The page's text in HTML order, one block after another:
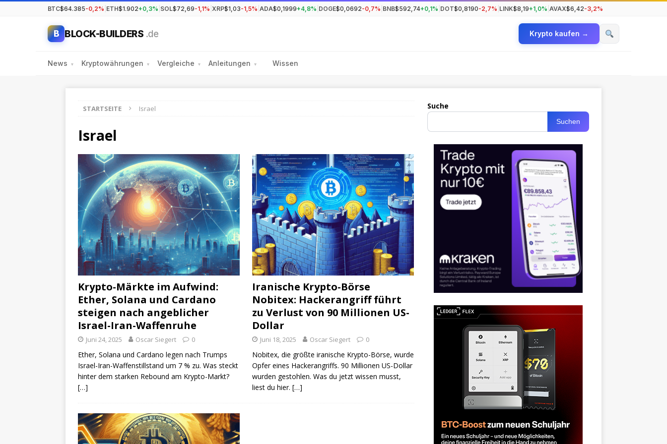
BTC$64.385-0,2% ETH$1.902+0,3% SOL$72,69-1,1% XRP$1,03-1,5% ADA$0,1999+4,8% DOGE$0,0692-0,7% BNB$592,74+0,1% DOT$0,8190-2,7% LINK$8,19+1,0% AVAX$6,42-3,2%
B BLOCK-BUILDERS .de Krypto kaufen →
News ▾ Kryptowährungen ▾ Vergleiche ▾ Anleitungen ▾ Wissen
STARTSEITE Israel
Israel
Krypto-Märkte im Aufwind:
Ether, Solana und Cardano
steigen nach angeblicher
Israel-Iran-Waffenruhe
Juni 24, 2025 Oscar Siegert 0
Ether, Solana und Cardano legen nach Trumps
Israel-Iran-Waffenstillstand um 7 % zu. Was steckt
hinter dem starken Rebound am Krypto-Markt?
[…]
Iranische Krypto-Börse
Nobitex: Hackerangriff führt
zu Verlust von 90 Millionen US-
Dollar
Juni 18, 2025 Oscar Siegert 0
Nobitex, die größte iranische Krypto-Börse, wurde
Opfer eines Hackerangriffs. 90 Millionen US-Dollar
wurden gestohlen. Was du jetzt wissen musst,
liest du hier. […]
Suche
Suchen